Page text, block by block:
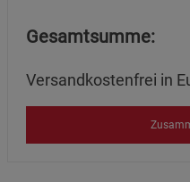
Gesamtsumme:
Versandkostenfrei in